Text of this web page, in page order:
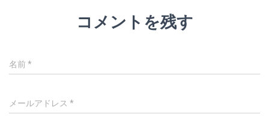
コメントを残す
名前*
メールアドレス *